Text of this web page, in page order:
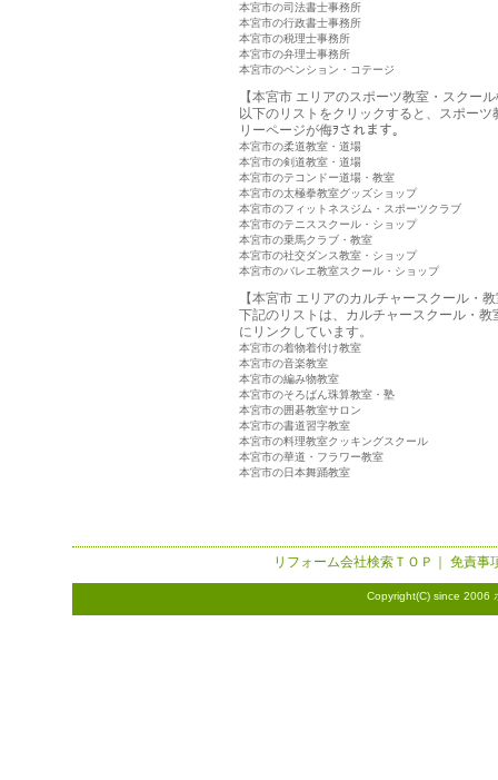
本宮市の司法書士事務所
本宮市の行政書士事務所
本宮市の税理士事務所
本宮市の弁理士事務所
本宮市のペンション・コテージ
【本宮市 エリアのスポーツ教室・スクー
以下のリストをクリックすると、スポー
リーページが侮ｦされます。
本宮市の柔道教室・道場
本宮市の剣道教室・道場
本宮市のテコンドー道場・教室
本宮市の太極拳教室グッズショップ
本宮市のフィットネスジム・スポーツクラブ
本宮市のテニススクール・ショップ
本宮市の乗馬クラブ・教室
本宮市の社交ダンス教室・ショップ
本宮市のバレエ教室スクール・ショップ
【本宮市 エリアのカルチャースクール・
下記のリストは、カルチャースクール・
にリンクしています。
本宮市の着物着付け教室
本宮市の音楽教室
本宮市の編み物教室
本宮市のそろばん珠算教室・塾
本宮市の囲碁教室サロン
本宮市の書道習字教室
本宮市の料理教室クッキングスクール
本宮市の華道・フラワー教室
本宮市の日本舞踊教室
リフォーム会社検索ＴＯＰ｜ 免責事
Copyright(C) since 2006